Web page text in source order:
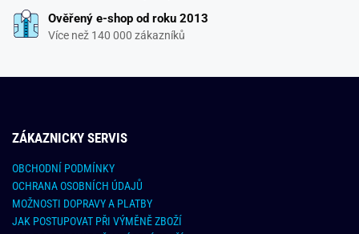
Ověřený e-shop od roku 2013
Více než 140 000 zákazníků
ZÁKAZNICKY SERVIS
OBCHODNÍ PODMÍNKY
OCHRANA OSOBNÍCH ÚDAJŮ
MOŽNOSTI DOPRAVY A PLATBY
JAK POSTUPOVAT PŘI VÝMĚNĚ ZBOŽÍ